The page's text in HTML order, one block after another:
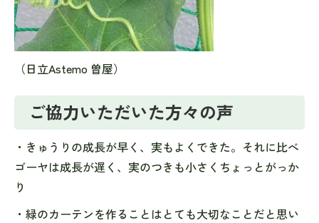
（日立Astemo 曽屋）
ご協力いただいた方々の声
・きゅうりの成長が早く、実もよくできた。それに比べ
ゴーヤは成長が遅く、実のつきも小さくちょっとがっか
り
・緑のカーテンを作ることはとても大切なことだと思い